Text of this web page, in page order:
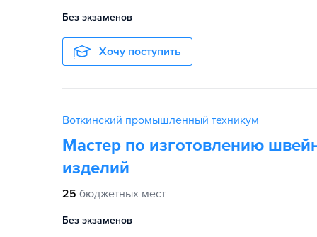
Без экзаменов
Хочу поступить
Воткинский промышленный техникум
Мастер по изготовлению
изделий
25 бюджетных мест
Без экзаменов